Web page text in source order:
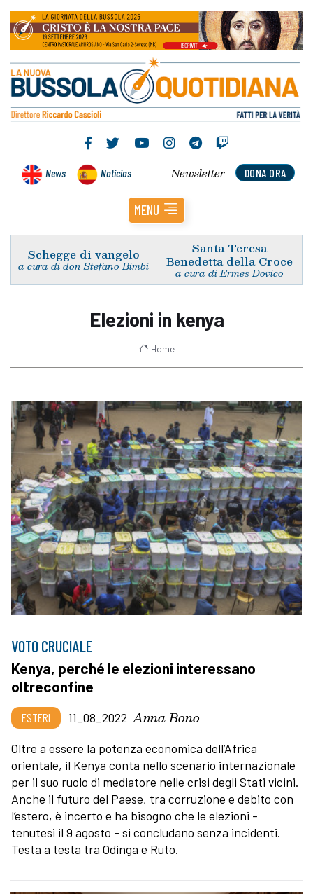
News Noticias DONA ORA
Newsletter
MENU
Schegge di vangelo
a cura di don Stefano Bimbi
Santa Teresa
Benedetta della Croce
a cura di Ermes Dovico
Elezioni in kenya
Home
VOTO CRUCIALE
Kenya, perché le elezioni interessano
oltreconfine
ESTERI 11_08_2022 Anna Bono
Oltre a essere la potenza economica dell’Africa
orientale, il Kenya conta nello scenario internazionale
per il suo ruolo di mediatore nelle crisi degli Stati vicini.
Anche il futuro del Paese, tra corruzione e debito con
l’estero, è incerto e ha bisogno che le elezioni -
tenutesi il 9 agosto - si concludano senza incidenti.
Testa a testa tra Odinga e Ruto.